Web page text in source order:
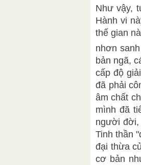
Như vậy,
Hành vi
thế gian
nhơn
bản ngã,
cấp độ
đã phải
âm chất
mình đã
người đời,
Tinh thần
đại thừa
cơ bản